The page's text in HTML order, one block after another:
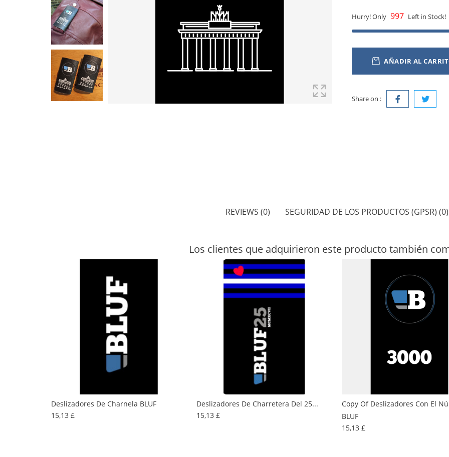
Hurry! Only 997 Left in Stock!
AÑADIR AL
Share on :
REVIEWS (0) SEGURIDAD DE LOS PRODUCTOS (GPSR) (0)
Los clientes que adquirieron este producto también
Deslizadores De Charnela BLUF
15,13 £Precio
Deslizadores De Charretera Del 25...
15,13 £Precio
Copy Of Deslizadores Con El
BLUF
15,13 £